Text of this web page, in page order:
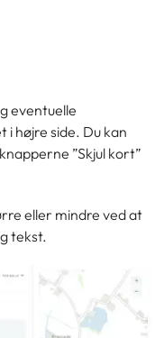
eventuelle
højre side. Du kan
”Skjul kort”
eller mindre ved at
tekst.